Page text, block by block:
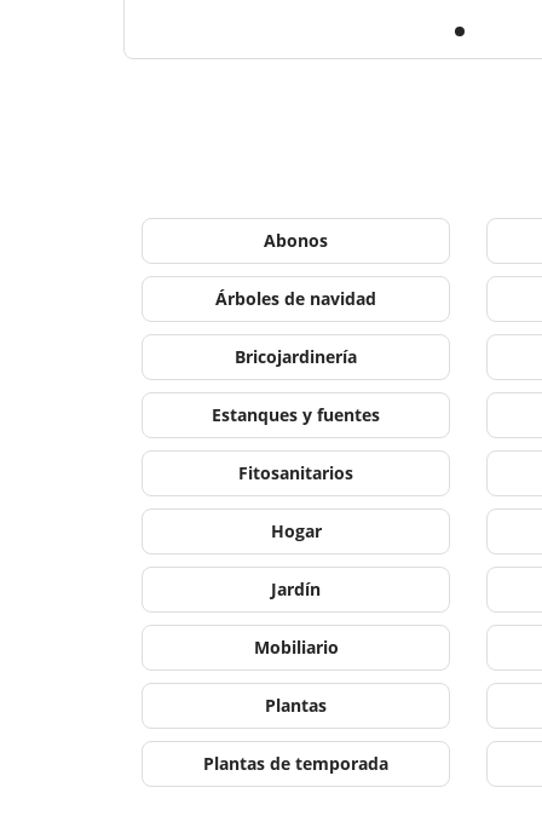
Abonos
Árboles de navidad
Bricojardinería
Estanques y fuentes
Fitosanitarios
Hogar
Jardín
Mobiliario
Plantas
Plantas de temporada